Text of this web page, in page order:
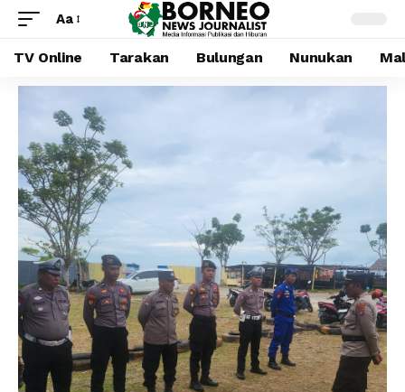
Aa
TV Online Tarakan Bulungan Nunukan